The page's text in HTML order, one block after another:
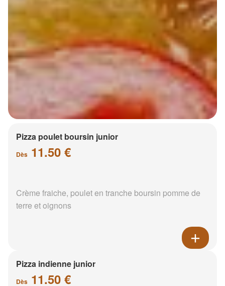
Pizza poulet boursin junior
Dès 11.50 €
Crème fraiche, poulet en tranche boursin pomme de
terre et oignons
Pizza indienne junior
Dès 11.50 €